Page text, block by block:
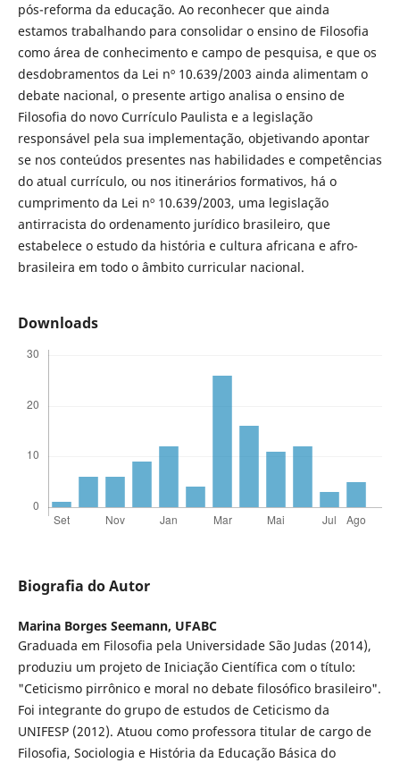
pós-reforma da educação. Ao reconhecer que ainda
estamos trabalhando para consolidar o ensino de Filosofia
como área de conhecimento e campo de pesquisa, e que os
desdobramentos da Lei nº 10.639/2003 ainda alimentam o
debate nacional, o presente artigo analisa o ensino de
Filosofia do novo Currículo Paulista e a legislação
responsável pela sua implementação, objetivando apontar
se nos conteúdos presentes nas habilidades e competências
do atual currículo, ou nos itinerários formativos, há o
cumprimento da Lei nº 10.639/2003, uma legislação
antirracista do ordenamento jurídico brasileiro, que
estabelece o estudo da história e cultura africana e afro-
brasileira em todo o âmbito curricular nacional.
Downloads
Biografia do Autor
Marina Borges Seemann, UFABC
Graduada em Filosofia pela Universidade São Judas (2014),
produziu um projeto de Iniciação Científica com o título:
"Ceticismo pirrônico e moral no debate filosófico brasileiro".
Foi integrante do grupo de estudos de Ceticismo da
UNIFESP (2012). Atuou como professora titular de cargo de
Filosofia, Sociologia e História da Educação Básica do